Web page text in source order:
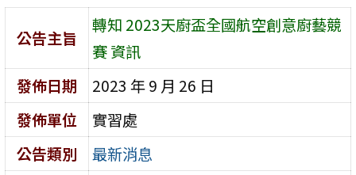
公告主旨
轉知 2023天廚盃全國航空創意廚藝競
賽 資訊
發佈日期
2023 年 9 月 26 日
發佈單位
實習處
公告類別
最新消息